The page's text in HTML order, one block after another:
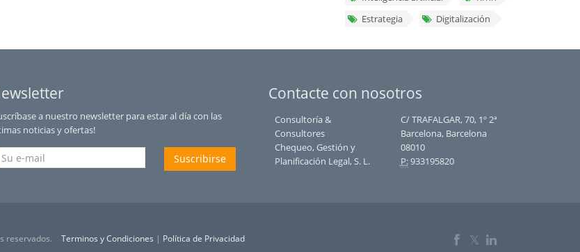
Estrategia
Digitalización
a nuestro newsletter para estar al día con las
noticias y ofertas!
Suscribirse
Contacte con nosotros
Consultoría &
Consultores
Chequeo, Gestión y
Planificación Legal, S. L.
C/ TRAFALGAR, 70, 1º 2ª
Barcelona, Barcelona
08010
P:933195820
reservados. Terminos y Condiciones | Política de Privacidad 𝕏